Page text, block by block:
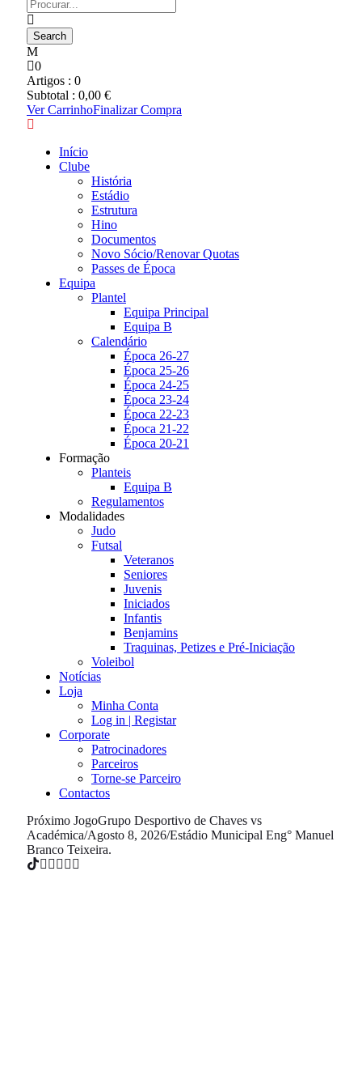
0
Artigos : 0
Subtotal : 0,00 €
Ver CarrinhoFinalizar Compra
Início
Clube
História
Estádio
Estrutura
Hino
Documentos
Novo Sócio/Renovar Quotas
Passes de Época
Equipa
Plantel
Equipa Principal
Equipa B
Calendário
Época 26-27
Época 25-26
Época 24-25
Época 23-24
Época 22-23
Época 21-22
Época 20-21
Formação
Planteis
Equipa B
Regulamentos
Modalidades
Judo
Futsal
Veteranos
Seniores
Juvenis
Iniciados
Infantis
Benjamins
Traquinas, Petizes e Pré-Iniciação
Voleibol
Notícias
Loja
Minha Conta
Log in | Registar
Corporate
Patrocinadores
Parceiros
Torne-se Parceiro
Contactos
Próximo JogoGrupo Desportivo de Chaves vs
Académica/Agosto 8, 2026/Estádio Municipal Eng° Manuel
Branco Teixeira.